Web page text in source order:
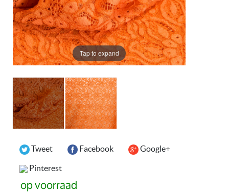
Tap to expand
Tweet Facebook Google+
Pinterest
op voorraad